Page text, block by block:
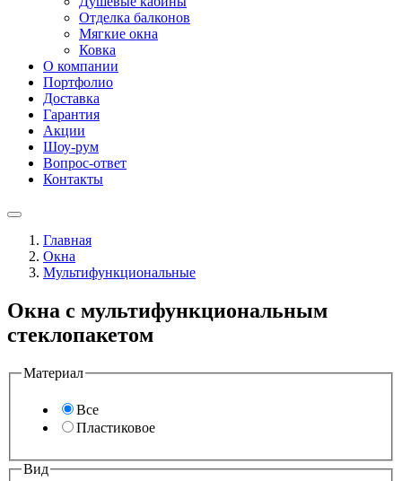
Отделка балконов
Мягкие окна
Ковка
О компании
Портфолио
Доставка
Гарантия
Акции
Шоу-рум
Вопрос-ответ
Контакты
Главная
Окна
Мультифункциональные
Окна с мультифункциональным
стеклопакетом
Материал
Все
Пластиковое
Вид